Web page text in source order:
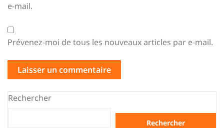
e-mail.
Prévenez-moi de tous les nouveaux articles par e-mail.
Rechercher
Rechercher